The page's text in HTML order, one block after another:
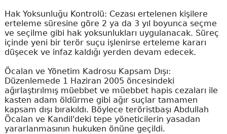
Hak Yoksunluğu Kontrolü: Cezası ertelenen kişilere
erteleme süresine göre 2 ya da 3 yıl boyunca seçme
ve seçilme gibi hak yoksunlukları uygulanacak. Süreç
içinde yeni bir terör suçu işlenirse erteleme kararı
düşecek ve infaz kaldığı yerden devam edecek.
Öcalan ve Yönetim Kadrosu Kapsam Dışı:
Düzenlemede 1 Haziran 2005 öncesindeki
ağırlaştırılmış müebbet ve müebbet hapis cezaları ile
kasten adam öldürme gibi ağır suçlar tamamen
kapsam dışı bırakıldı. Böylece teröristbaşı Abdullah
Öcalan ve Kandil'deki tepe yöneticilerin yasadan
yararlanmasının hukuken önüne geçildi.